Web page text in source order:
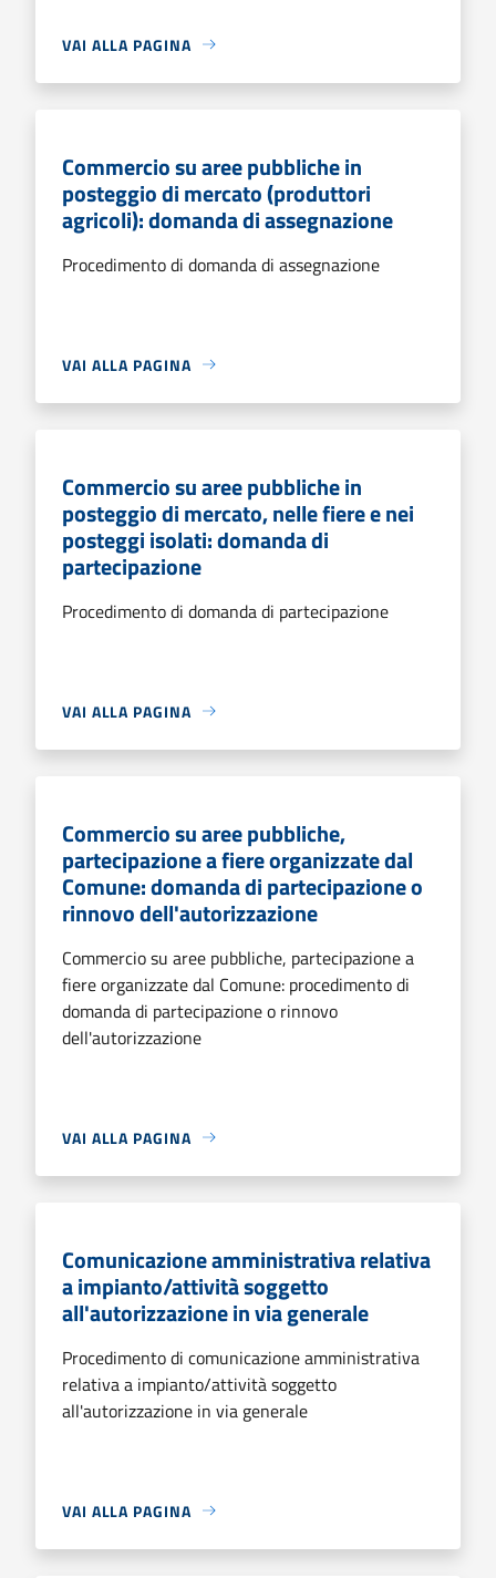
VAI ALLA PAGINA
Commercio su aree pubbliche in
posteggio di mercato (produttori
agricoli): domanda di assegnazione
Procedimento di domanda di assegnazione
VAI ALLA PAGINA
Commercio su aree pubbliche in
posteggio di mercato, nelle fiere e nei
posteggi isolati: domanda di
partecipazione
Procedimento di domanda di partecipazione
VAI ALLA PAGINA
Commercio su aree pubbliche,
partecipazione a fiere organizzate dal
Comune: domanda di partecipazione o
rinnovo dell'autorizzazione
Commercio su aree pubbliche, partecipazione a
fiere organizzate dal Comune: procedimento di
domanda di partecipazione o rinnovo
dell'autorizzazione
VAI ALLA PAGINA
Comunicazione amministrativa relativa
a impianto/attività soggetto
all'autorizzazione in via generale
Procedimento di comunicazione amministrativa
relativa a impianto/attività soggetto
all'autorizzazione in via generale
VAI ALLA PAGINA